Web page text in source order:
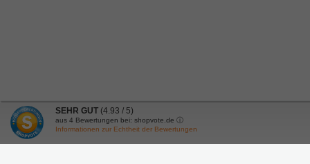
SEHR GUT (4.93 / 5)
aus 4 Bewertungen bei: shopvote.de ⓘ
Informationen zur Echtheit der Bewertungen